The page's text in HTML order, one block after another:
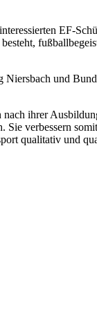
EF-
und
ihrer
Sie verbessern
qualitativ und